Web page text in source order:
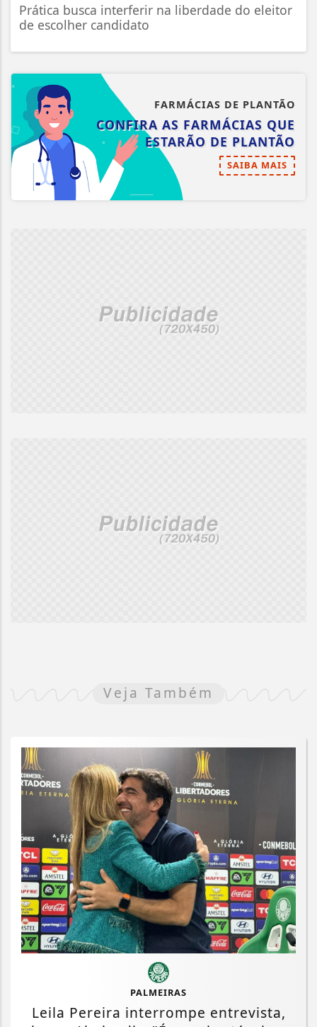
Prática busca interferir na liberdade do eleitor
de escolher candidato
FARMÁCIAS DE PLANTÃO
CONFIRA AS FARMÁCIAS QUE
ESTARÃO DE PLANTÃO
SAIBA MAIS
Veja Também
PALMEIRAS
Leila Pereira interrompe entrevista,